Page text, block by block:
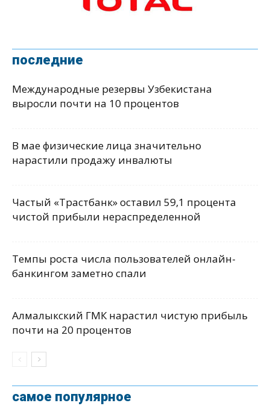
последние
Международные резервы Узбекистана
выросли почти на 10 процентов
В мае физические лица значительно
нарастили продажу инвалюты
Частый «Трастбанк» оставил 59,1 процента
чистой прибыли нераспределенной
Темпы роста числа пользователей онлайн-
банкингом заметно спали
Алмалыкский ГМК нарастил чистую прибыль
почти на 20 процентов
самое популярное